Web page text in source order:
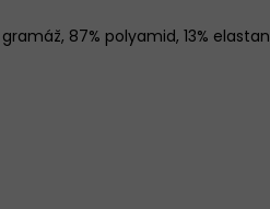
87% polyamid, 13% elastan